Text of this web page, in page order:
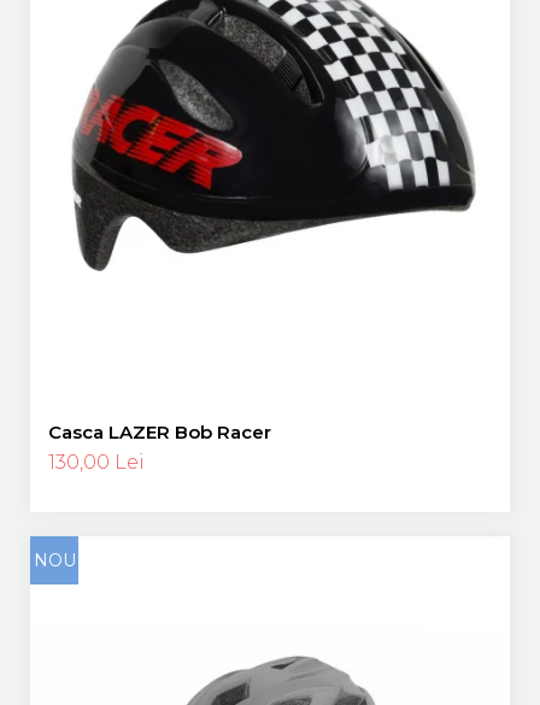
Casca LAZER Bob Racer
130,00 Lei
NOU